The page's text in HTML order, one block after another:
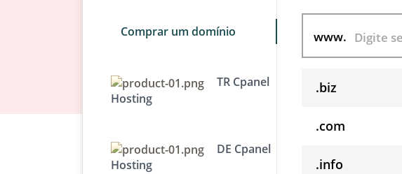
Comprar um domínio
TR Cpanel
Hosting
DE Cpanel
Hosting
www.
.biz
.com
.info